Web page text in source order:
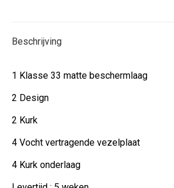
Beschrijving
1 Klasse 33 matte beschermlaag
2 Design
2 Kurk
4 Vocht vertragende vezelplaat
4 Kurk onderlaag